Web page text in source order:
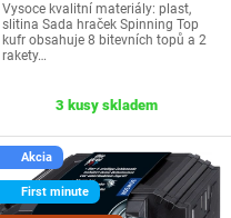
Vysoce kvalitní materiály: plast,
slitina Sada hraček Spinning Top
kufr obsahuje 8 bitevních topů a 2
rakety…
3 kusy skladem
Akcia
First minute